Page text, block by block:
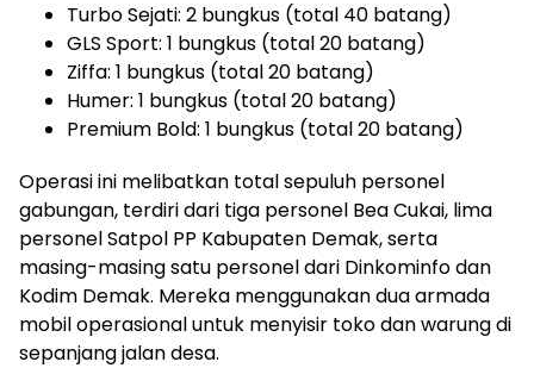
Turbo Sejati: 2 bungkus (total 40 batang)
GLS Sport: 1 bungkus (total 20 batang)
Ziffa: 1 bungkus (total 20 batang)
Humer: 1 bungkus (total 20 batang)
Premium Bold: 1 bungkus (total 20 batang)
Operasi ini melibatkan total sepuluh personel
gabungan, terdiri dari tiga personel Bea Cukai, lima
personel Satpol PP Kabupaten Demak, serta
masing-masing satu personel dari Dinkominfo dan
Kodim Demak. Mereka menggunakan dua armada
mobil operasional untuk menyisir toko dan warung di
sepanjang jalan desa.